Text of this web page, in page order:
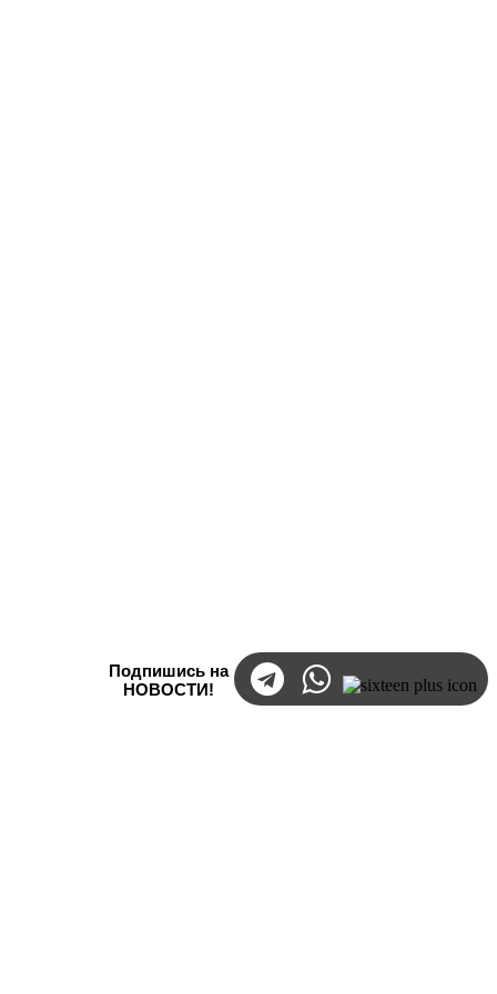
Подпишись на
НОВОСТИ!